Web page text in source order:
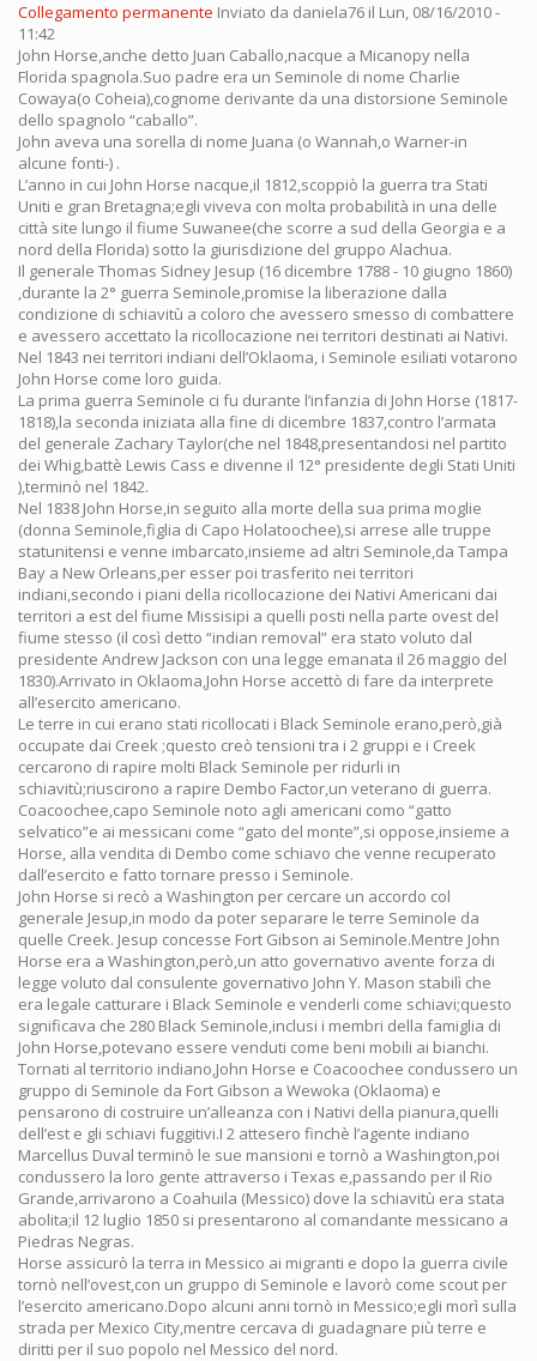
Collegamento permanente Inviato da daniela76 il Lun, 08/16/2010 -
11:42
John Horse,anche detto Juan Caballo,nacque a Micanopy nella
Florida spagnola.Suo padre era un Seminole di nome Charlie
Cowaya(o Coheia),cognome derivante da una distorsione Seminole
dello spagnolo “caballo”.
John aveva una sorella di nome Juana (o Wannah,o Warner-in
alcune fonti-) .
L’anno in cui John Horse nacque,il 1812,scoppiò la guerra tra Stati
Uniti e gran Bretagna;egli viveva con molta probabilità in una delle
città site lungo il fiume Suwanee(che scorre a sud della Georgia e a
nord della Florida) sotto la giurisdizione del gruppo Alachua.
Il generale Thomas Sidney Jesup (16 dicembre 1788 - 10 giugno 1860)
,durante la 2° guerra Seminole,promise la liberazione dalla
condizione di schiavitù a coloro che avessero smesso di combattere
e avessero accettato la ricollocazione nei territori destinati ai Nativi.
Nel 1843 nei territori indiani dell’Oklaoma, i Seminole esiliati votarono
John Horse come loro guida.
La prima guerra Seminole ci fu durante l’infanzia di John Horse (1817-
1818),la seconda iniziata alla fine di dicembre 1837,contro l’armata
del generale Zachary Taylor(che nel 1848,presentandosi nel partito
dei Whig,battè Lewis Cass e divenne il 12° presidente degli Stati Uniti
),terminò nel 1842.
Nel 1838 John Horse,in seguito alla morte della sua prima moglie
(donna Seminole,figlia di Capo Holatoochee),si arrese alle truppe
statunitensi e venne imbarcato,insieme ad altri Seminole,da Tampa
Bay a New Orleans,per esser poi trasferito nei territori
indiani,secondo i piani della ricollocazione dei Nativi Americani dai
territori a est del fiume Missisipi a quelli posti nella parte ovest del
fiume stesso (il così detto “indian removal” era stato voluto dal
presidente Andrew Jackson con una legge emanata il 26 maggio del
1830).Arrivato in Oklaoma,John Horse accettò di fare da interprete
all’esercito americano.
Le terre in cui erano stati ricollocati i Black Seminole erano,però,già
occupate dai Creek ;questo creò tensioni tra i 2 gruppi e i Creek
cercarono di rapire molti Black Seminole per ridurli in
schiavitù;riuscirono a rapire Dembo Factor,un veterano di guerra.
Coacoochee,capo Seminole noto agli americani como “gatto
selvatico”e ai messicani come “gato del monte”,si oppose,insieme a
Horse, alla vendita di Dembo come schiavo che venne recuperato
dall’esercito e fatto tornare presso i Seminole.
John Horse si recò a Washington per cercare un accordo col
generale Jesup,in modo da poter separare le terre Seminole da
quelle Creek. Jesup concesse Fort Gibson ai Seminole.Mentre John
Horse era a Washington,però,un atto governativo avente forza di
legge voluto dal consulente governativo John Y. Mason stabilì che
era legale catturare i Black Seminole e venderli come schiavi;questo
significava che 280 Black Seminole,inclusi i membri della famiglia di
John Horse,potevano essere venduti come beni mobili ai bianchi.
Tornati al territorio indiano,John Horse e Coacoochee condussero un
gruppo di Seminole da Fort Gibson a Wewoka (Oklaoma) e
pensarono di costruire un’alleanza con i Nativi della pianura,quelli
dell’est e gli schiavi fuggitivi.I 2 attesero finchè l’agente indiano
Marcellus Duval terminò le sue mansioni e tornò a Washington,poi
condussero la loro gente attraverso i Texas e,passando per il Rio
Grande,arrivarono a Coahuila (Messico) dove la schiavitù era stata
abolita;il 12 luglio 1850 si presentarono al comandante messicano a
Piedras Negras.
Horse assicurò la terra in Messico ai migranti e dopo la guerra civile
tornò nell’ovest,con un gruppo di Seminole e lavorò come scout per
l’esercito americano.Dopo alcuni anni tornò in Messico;egli morì sulla
strada per Mexico City,mentre cercava di guadagnare più terre e
diritti per il suo popolo nel Messico del nord.